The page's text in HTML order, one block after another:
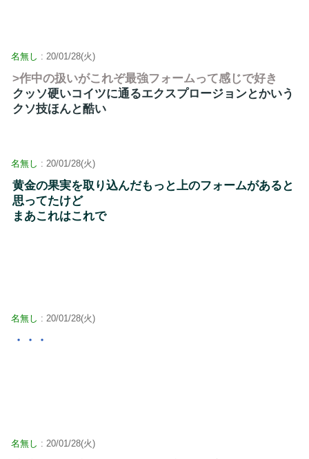
名無し : 20/01/28(火)
>作中の扱いがこれぞ最強フォームって感じで好き
クッソ硬いコイツに通るエクスプロージョンとかいう
クソ技ほんと酷い
名無し : 20/01/28(火)
黄金の果実を取り込んだもっと上のフォームがあると
思ってたけど
まあこれはこれで
名無し : 20/01/28(火)
・・・
名無し : 20/01/28(火)